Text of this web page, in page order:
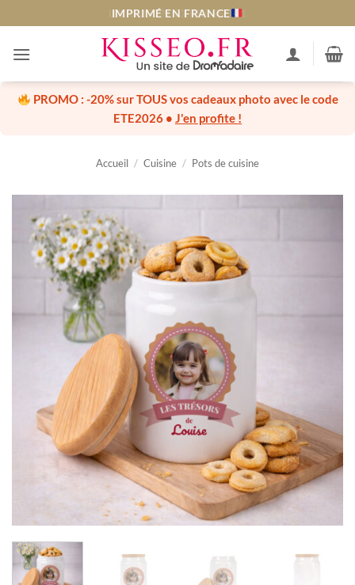
au
contenu
LIVRAISON EXPRESS J+1
PROMO : -20% sur TOUS vos cadeaux photo avec le code
ETE2026 • J'en profite !
Accueil / Cuisine / Pots de cuisine